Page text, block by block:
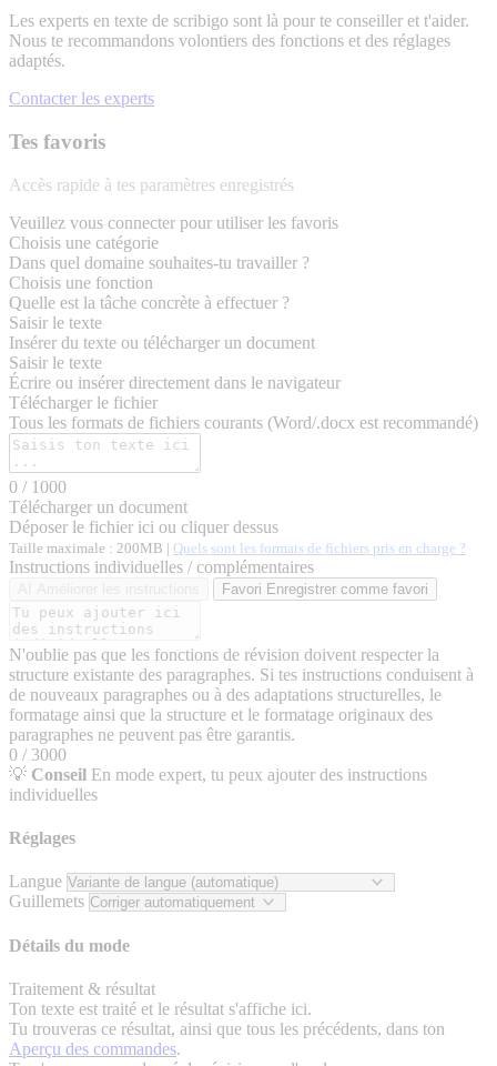
Les experts en texte de scribigo sont là pour te conseiller et t'aider.
Nous te recommandons volontiers des fonctions et des réglages
adaptés.
Contacter les experts
Tes favoris
Accès rapide à tes paramètres enregistrés
Veuillez vous connecter pour utiliser les favoris
Choisis une catégorie
Dans quel domaine souhaites-tu travailler ?
Choisis une fonction
Quelle est la tâche concrète à effectuer ?
Saisir le texte
Insérer du texte ou télécharger un document
Saisir le texte
Écrire ou insérer directement dans le navigateur
Télécharger le fichier
Tous les formats de fichiers courants (Word/.docx est recommandé)
0 / 1000
Télécharger un document
Déposer le fichier ici ou cliquer dessus
Taille maximale : 200MB | Quels sont les formats de fichiers pris en charge ?
Instructions individuelles / complémentaires
Favori Enregistrer comme favori
N'oublie pas que les fonctions de révision doivent respecter la
structure existante des paragraphes. Si tes instructions conduisent à
de nouveaux paragraphes ou à des adaptations structurelles, le
formatage ainsi que la structure et le formatage originaux des
paragraphes ne peuvent pas être garantis.
0 / 3000
💡 Conseil En mode expert, tu peux ajouter des instructions
individuelles
Réglages
Langue
Guillemets
Détails du mode
Traitement & résultat
Ton texte est traité et le résultat s'affiche ici.
Tu trouveras ce résultat, ainsi que tous les précédents, dans ton
Aperçu des commandes.